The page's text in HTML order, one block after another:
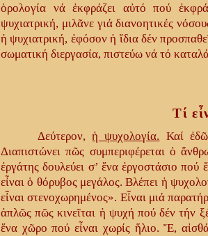
ὁρολογία νά ἐκφράζει αὐτό πού
ψυχιατρική, μιλᾶνε γιά διανοητικές
ἡ ψυχιατρική, ἐφόσον ἡ ἴδια δέν
σωματική διεργασία, πιστεύω νά τό
Τί
Δεύτερον,ἡ ψυχολογία. Καί
Διαπιστώνει πῶς συμπεριφέρεται ὁ
ἐργάτης δουλεύει σ’ ἕνα ἐργοστάσιο πού
εἶναι ὁ θόρυβος μεγάλος. Βλέπει ἡ
εἶναι στενοχωρημένος». Εἶναι μιά
ἁπλῶς πῶς κινεῖται ἡ ψυχή πού δέν τήν
ἕνα χῶρο πού εἶναι χωρίς ἥλιο. Ἔ,